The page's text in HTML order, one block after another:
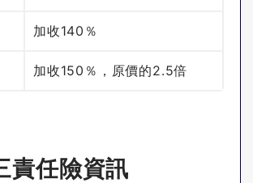
加收140％
加收150％，原價的2.5倍
責任險資訊